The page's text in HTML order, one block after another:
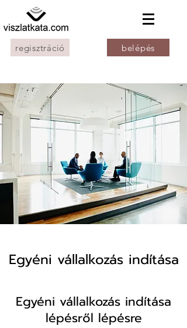
regisztráció belépés
Egyéni vállalkozás indítása
Egyéni vállalkozás indítása
lépésről lépésre